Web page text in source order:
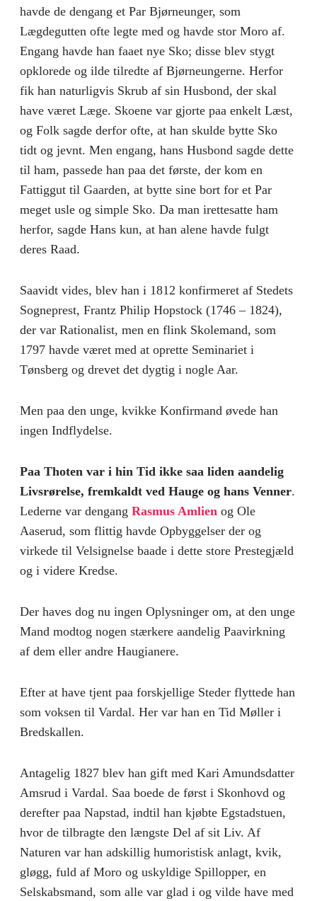
havde de dengang et Par Bjørneunger, som
Lægdegutten ofte legte med og havde stor Moro af.
Engang havde han faaet nye Sko; disse blev stygt
opklorede og ilde tilredte af Bjørneungerne. Herfor
fik han naturligvis Skrub af sin Husbond, der skal
have været Læge. Skoene var gjorte paa enkelt Læst,
og Folk sagde derfor ofte, at han skulde bytte Sko
tidt og jevnt. Men engang, hans Husbond sagde dette
til ham, passede han paa det første, der kom en
Fattiggut til Gaarden, at bytte sine bort for et Par
meget usle og simple Sko. Da man irettesatte ham
herfor, sagde Hans kun, at han alene havde fulgt
deres Raad.
Saavidt vides, blev han i 1812 konfirmeret af Stedets
Sogneprest, Frantz Philip Hopstock (1746 – 1824),
der var Rationalist, men en flink Skolemand, som
1797 havde været med at oprette Seminariet i
Tønsberg og drevet det dygtig i nogle Aar.
Men paa den unge, kvikke Konfirmand øvede han
ingen Indflydelse.
Paa Thoten var i hin Tid ikke saa liden aandelig
Livsrørelse, fremkaldt ved Hauge og hans Venner.
Lederne var dengang Rasmus Amlien og Ole
Aaserud, som flittig havde Opbyggelser der og
virkede til Velsignelse baade i dette store Prestegjæld
og i videre Kredse.
Der haves dog nu ingen Oplysninger om, at den unge
Mand modtog nogen stærkere aandelig Paavirkning
af dem eller andre Haugianere.
Efter at have tjent paa forskjellige Steder flyttede han
som voksen til Vardal. Her var han en Tid Møller i
Bredskallen.
Antagelig 1827 blev han gift med Kari Amundsdatter
Amsrud i Vardal. Saa boede de først i Skonhovd og
derefter paa Napstad, indtil han kjøbte Egstadstuen,
hvor de tilbragte den længste Del af sit Liv. Af
Naturen var han adskillig humoristisk anlagt, kvik,
gløgg, fuld af Moro og uskyldige Spillopper, en
Selskabsmand, som alle var glad i og vilde have med